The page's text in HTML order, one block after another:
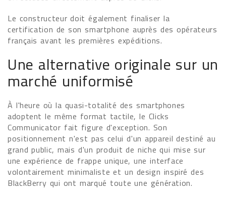
Le constructeur doit également finaliser la
certification de son smartphone auprès des opérateurs
français avant les premières expéditions.
Une alternative originale sur un
marché uniformisé
À l'heure où la quasi-totalité des smartphones
adoptent le même format tactile, le Clicks
Communicator fait figure d'exception. Son
positionnement n'est pas celui d'un appareil destiné au
grand public, mais d'un produit de niche qui mise sur
une expérience de frappe unique, une interface
volontairement minimaliste et un design inspiré des
BlackBerry qui ont marqué toute une génération.